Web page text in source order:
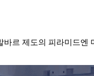
르 제도의 피라미드